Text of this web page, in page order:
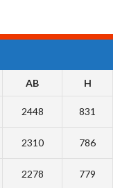
AB H
2448 831
2310 786
2278 779